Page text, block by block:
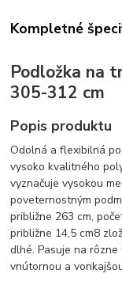
Kompletné
Podložka na
305-312 cm
Popis produktu
Odolná a flexibilná
vysoko kvalitného
vyznačuje vysokou
poveternostným
približne 263 cm,
približne 14,5 cm8
dlhé. Pasuje na
vnútornou a